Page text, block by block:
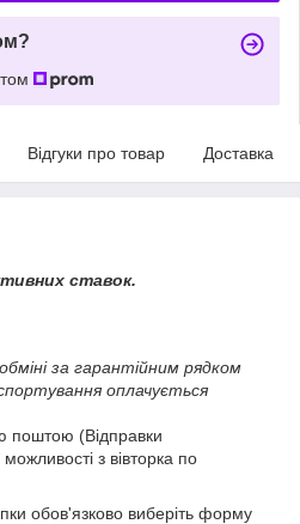
Відгуки про товар Доставка
ставок.
за гарантійним рядком
оплачується
поштою (Відправки
з вівторка по
обов'язково виберіть форму